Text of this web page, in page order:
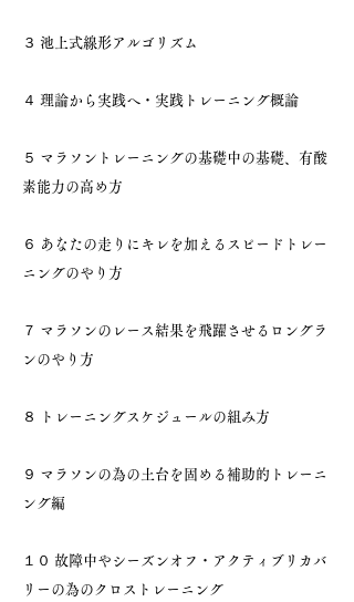
３ 池上式線形アルゴリズム
４ 理論から実践へ・実践トレーニング概論
５ マラソントレーニングの基礎中の基礎、有酸
素能力の高め方
６ あなたの走りにキレを加えるスピードトレー
ニングのやり方
７ マラソンのレース結果を飛躍させるロングラ
ンのやり方
８ トレーニングスケジュールの組み方
９ マラソンの為の土台を固める補助的トレーニ
ング編
１０ 故障中やシーズンオフ・アクティブリカバ
リーの為のクロストレーニング